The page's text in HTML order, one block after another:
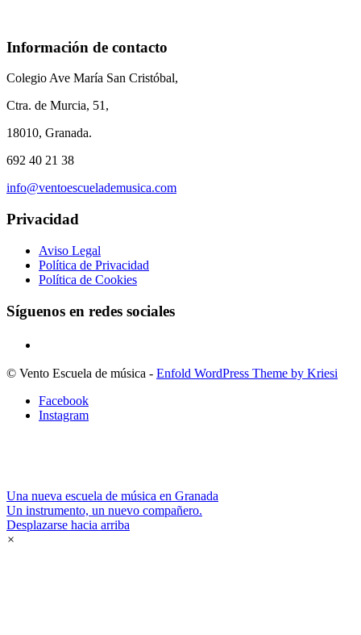
Información de contacto
Colegio Ave María San Cristóbal,
Ctra. de Murcia, 51,
18010, Granada.
692 40 21 38
info@ventoescuelademusica.com
Privacidad
Aviso Legal
Política de Privacidad
Política de Cookies
Síguenos en redes sociales
© Vento Escuela de música - Enfold WordPress Theme by Kriesi
Facebook
Instagram
Una nueva escuela de música en Granada
Un instrumento, un nuevo compañero.
Desplazarse hacia arriba
×